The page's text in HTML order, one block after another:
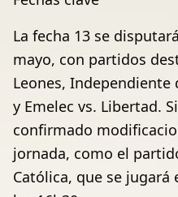
La fecha 13 se
mayo, con partidos
Leones, Independiente
y Emelec vs. Libertad.
confirmado
jornada, como el
Católica, que se jugará